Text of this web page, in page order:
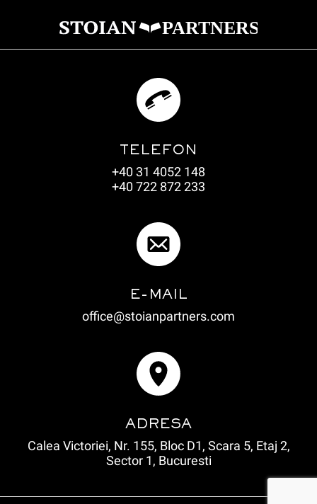
TELEFON
+40 31 4052 148
+40 722 872 233
E-MAIL
office@stoianpartners.com
ADRESA
Calea Victoriei, Nr. 155, Bloc D1, Scara 5, Etaj 2,
Sector 1, Bucuresti